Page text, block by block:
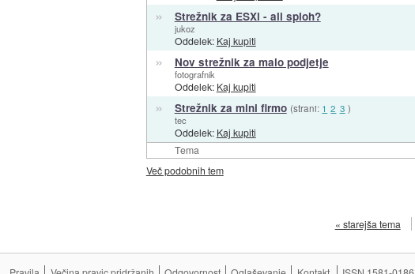
Tema
» Strežnik za ESXi - ali sploh?
jukoz
Oddelek: Kaj kupiti
» Nov strežnik za malo podjetje
fotografnik
Oddelek: Kaj kupiti
» Strežnik za mini firmo (strani: 1 2 3 )
tec
Oddelek: Kaj kupiti
Več podobnih tem
« starejša tema